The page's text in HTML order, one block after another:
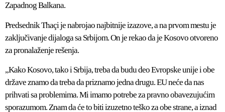
Zapadnog Balkana.
Predsednik Thaçi je nabrojao najbitnije izazove, a na prvom mestu je
zaključivanje dijaloga sa Srbijom. On je rekao da je Kosovo otvoreno
za pronalaženje rešenja.
„Kako Kosovo, tako i Srbija, treba da budu deo Evropske unije i obe
države znamo da treba da priznamo jedna drugu. EU neće da nas
prihvati sa problemima. Mi imamo potrebe za pravno obavezujućim
sporazumom. Znam da će to biti izuzetno teško za obe strane, a iznad